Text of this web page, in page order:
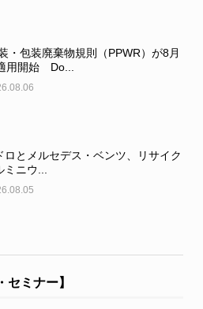
・包装廃棄物規則（PPWR）が8月
用開始 Do...
ロとメルセデス・ベンツ、リサイク
ミニウ...
セミナー】